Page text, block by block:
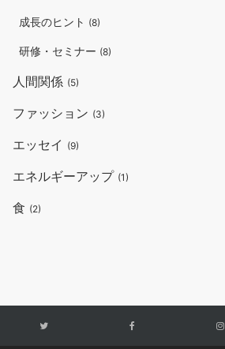
成長のヒント (8)
研修・セミナー (8)
人間関係 (5)
ファッション (3)
エッセイ (9)
エネルギーアップ (1)
食 (2)